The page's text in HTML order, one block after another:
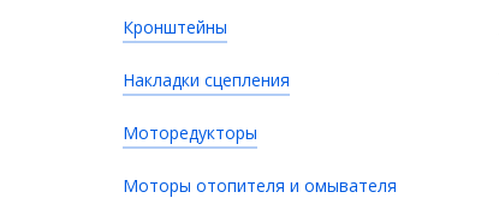
Кронштейны
Накладки сцепления
Моторедукторы
Моторы отопителя и омывателя